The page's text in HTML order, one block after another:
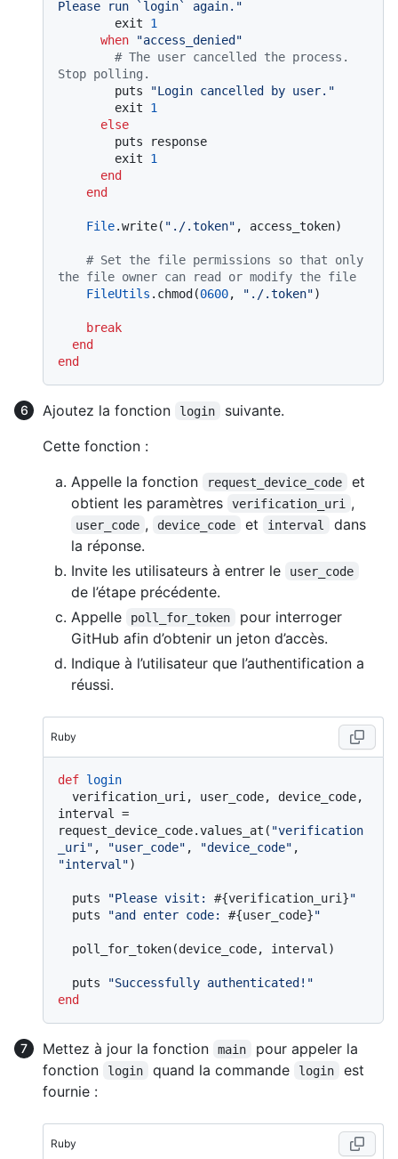
Please run `login` again."
        exit
1
when
"access_denied"
# The user cancelled the process.
Stop polling.
        puts
"Login cancelled by user."
        exit
1
else
        exit
1
end
end
File.write( "./.token" , access_token)
# Set the file permissions so that only
the file owner can read or modify the file
FileUtils .chmod(0600, "./.token")
break
end
end
Ajoutez la fonction login
suivante.
Cette fonction :
Appelle la fonction
request_device_code
et
obtient les paramètres
verification_uri ,
user_code , device_code et interval
dans
la réponse.
Invite les utilisateurs à entrer le
user_code
de l’étape précédente.
Appelle
poll_for_token
pour interroger
GitHub afin d’obtenir un jeton d’accès.
Indique à l’utilisateur que l’authentification a
réussi.
Ruby
def login
interval =
request_device_code.values_at( "verification
_uri" , "user_code" , "device_code"
"interval")
  puts
"Please visit: #{verification_uri}"
  puts
"and enter code: #{user_code}"
  puts
"Successfully authenticated!"
end
Mettez à jour la fonction main
pour appeler la
fonction
login quand la commande login
est
fournie :
Ruby